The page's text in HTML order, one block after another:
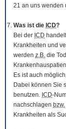
21 an uns wenden
Was ist die ICD?
Bei der ICD
Krankheiten und
werden z.B. die
Es ist auch
Dabei können Sie
benutzen. ICD-
nachschlagen bzw.
Krankheiten als